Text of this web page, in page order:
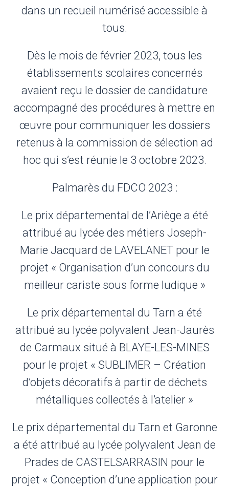
dans un recueil numérisé accessible à
tous.
Dès le mois de février 2023, tous les
établissements scolaires concernés
avaient reçu le dossier de candidature
accompagné des procédures à mettre en
œuvre pour communiquer les dossiers
retenus à la commission de sélection ad
hoc qui s’est réunie le 3 octobre 2023.
Palmarès du FDCO 2023 :
Le prix départemental de l’Ariège a été
attribué au lycée des métiers Joseph-
Marie Jacquard de LAVELANET pour le
projet « Organisation d’un concours du
meilleur cariste sous forme ludique »
Le prix départemental du Tarn a été
attribué au lycée polyvalent Jean-Jaurès
de Carmaux situé à BLAYE-LES-MINES
pour le projet « SUBLIMER – Création
d’objets décoratifs à partir de déchets
métalliques collectés à l’atelier »
Le prix départemental du Tarn et Garonne
a été attribué au lycée polyvalent Jean de
Prades de CASTELSARRASIN pour le
projet « Conception d’une application pour